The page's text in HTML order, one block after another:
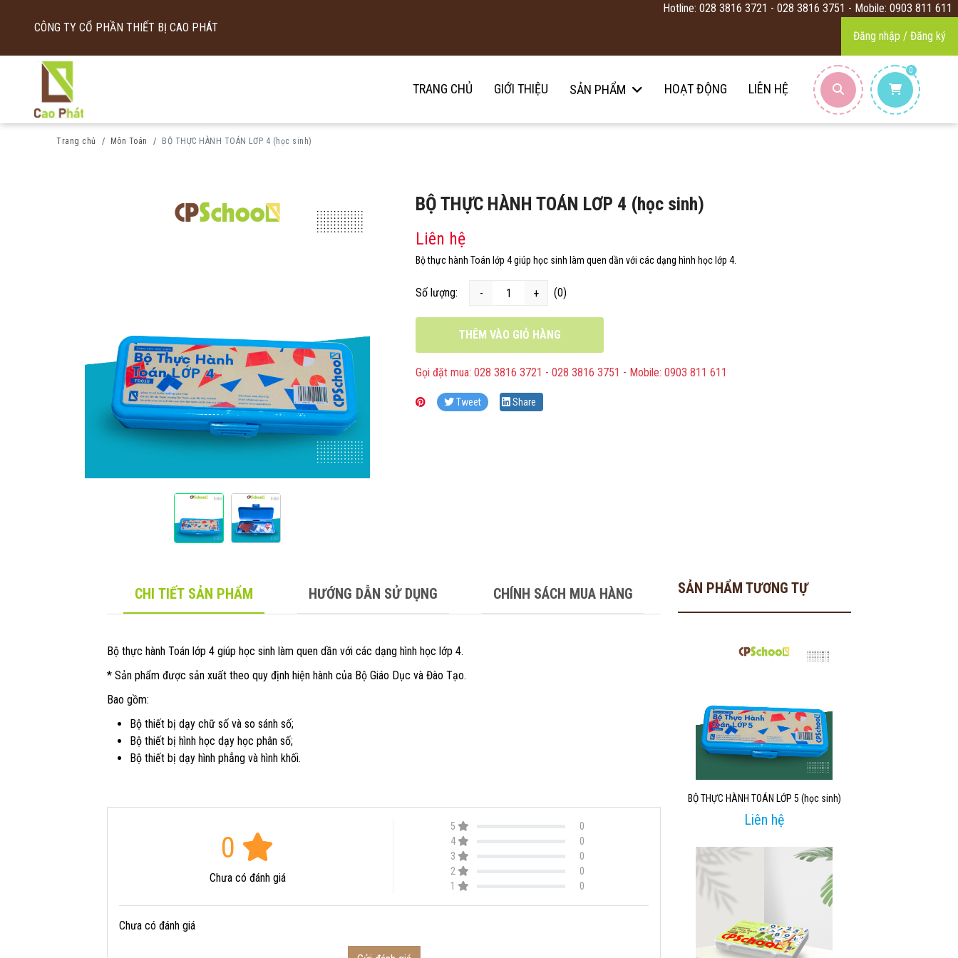
CÔNG TY CỔ PHẦN THIẾT BỊ CAO PHÁT
Hotline: 028 3816 3721 - 028 3816 3751 - Mobile: 0903 811 611
Đăng nhập / Đăng ký
TRANG CHỦ GIỚI THIỆU SẢN PHẨM HOẠT ĐỘNG LIÊN HỆ
0
Trang chủ Môn Toán BỘ THỰC HÀNH TOÁN LƠP 4 (học sinh)
BỘ THỰC HÀNH TOÁN LƠP 4 (học sinh)
Liên hệ
Bộ thực hành Toán lớp 4 giúp học sinh làm quen dần với các dạng hình học lớp 4.
Số lượng: - + (0)
THÊM VÀO GIỎ HÀNG
Gọi đặt mua: 028 3816 3721 - 028 3816 3751 - Mobile: 0903 811 611
Tweet Share
CHI TIẾT SẢN PHẨM HƯỚNG DẪN SỬ DỤNG CHÍNH SÁCH MUA HÀNG
Bộ thực hành Toán lớp 4 giúp học sinh làm quen dần với các dạng hình học lớp 4.
* Sản phẩm được sản xuất theo quy định hiện hành của Bộ Giáo Dục và Đào Tạo.
Bao gồm:
Bộ thiết bị dạy chữ số và so sánh số;
Bộ thiết bị hình học dạy học phân số;
Bộ thiết bị dạy hình phẳng và hình khối.
0
Chưa có đánh giá
5
0
4
0
3
0
2
0
1
0
Chưa có đánh giá
SẢN PHẨM TƯƠNG TỰ
BỘ THỰC HÀNH TOÁN LỚP 5 (học sinh)
Liên hệ